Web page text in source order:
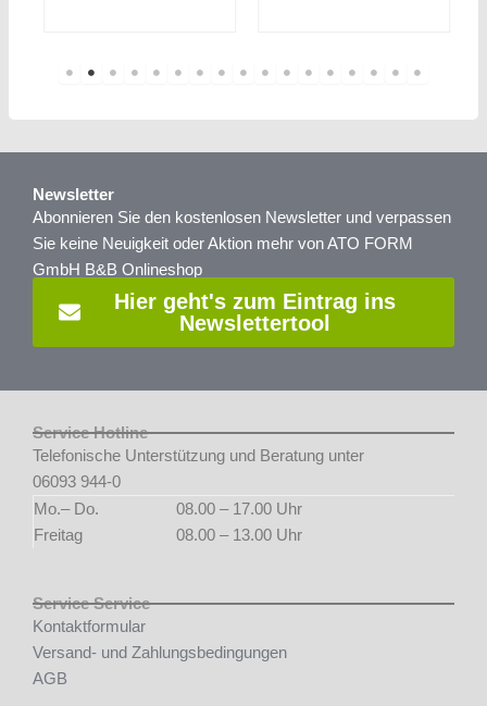
Newsletter
Abonnieren Sie den kostenlosen Newsletter und verpassen
Sie keine Neuigkeit oder Aktion mehr von ATO FORM
GmbH B&B Onlineshop
Hier geht's zum Eintrag ins
Newslettertool
Service Hotline
Telefonische Unterstützung und Beratung unter
06093 944-0
Mo.– Do.
08.00 – 17.00 Uhr
Freitag
08.00 – 13.00 Uhr
Service Service
Kontaktformular
Versand- und Zahlungsbedingungen
AGB